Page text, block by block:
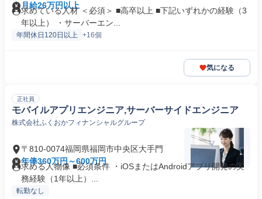
月給26万円以上
求めている人材 ＜必須＞ ■高卒以上 ■下記いずれかの経験（3
年以上） ・サーバーエン...
年間休日120日以上 +16個
気になる
正社員
モバイルアプリエンジニア,サーバーサイドエンジニア
株式会社ふくおかフィナンシャルグループ
〒810-0074福岡県福岡市中央区大手門
年俸360万円～600万円
求める人物像 ■必須条件 ・iOSまたはAndroidアプリ開発の実
務経験（1年以上）...
転勤なし